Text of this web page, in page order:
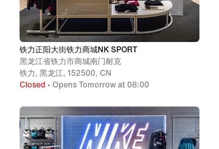
铁力正阳大街铁力商城NK SPORT
黑龙江省铁力市商城南门耐克
铁力, 黑龙江, 152500, CN
Closed • Opens Tomorrow at 08:00